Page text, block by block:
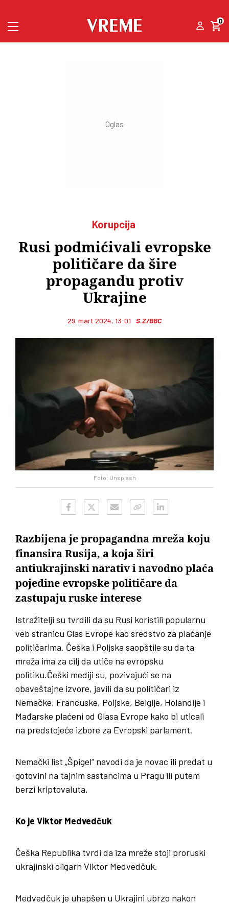
0
Korupcija
Rusi podmićivali evropske
političare da šire
propagandu protiv
Ukrajine
29. mart 2024, 13:01 S.Z/BBC
Foto: Unsplash
Razbijena je propagandna mreža koju
finansira Rusija, a koja širi
antiukrajinski narativ i navodno plaća
pojedine evropske političare da
zastupaju ruske interese
Istražitelji su tvrdili da su Rusi koristili popularnu
veb stranicu Glas Evrope kao sredstvo za plaćanje
političarima. Češka i Poljska saopštile su da ta
mreža ima za cilj da utiče na evropsku
politiku.Češki mediji su, pozivajući se na
obaveštajne izvore, javili da su političari iz
Nemačke, Francuske, Poljske, Belgije, Holandije i
Mađarske plaćeni od Glasa Evrope kako bi uticali
na predstojeće izbore za Evropski parlament.
Nemački list „Špigel“ navodi da je novac ili predat u
gotovini na tajnim sastancima u Pragu ili putem
berzi kriptovaluta.
Ko je Viktor Medvedčuk
Češka Republika tvrdi da iza mreže stoji proruski
ukrajinski oligarh Viktor Medvedčuk.
Medvedčuk je uhapšen u Ukrajini ubrzo nakon